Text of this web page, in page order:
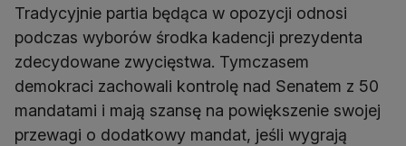
Tradycyjnie partia będąca w opozycji odnosi
podczas wyborów środka kadencji prezydenta
zdecydowane zwycięstwa. Tymczasem
demokraci zachowali kontrolę nad Senatem z 50
mandatami i mają szansę na powiększenie swojej
przewagi o dodatkowy mandat, jeśli wygrają